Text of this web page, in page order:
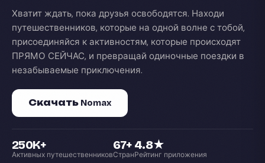
Хватит ждать, пока друзья освободятся. Находи
путешественников, которые на одной волне с тобой,
присоединяйся к активностям, которые происходят
ПРЯМО СЕЙЧАС, и превращай одиночные поездки в
незабываемые приключения.
Скачать Nomax
250K+
Активных путешественников
67+
Стран
4.8★
Рейтинг приложения